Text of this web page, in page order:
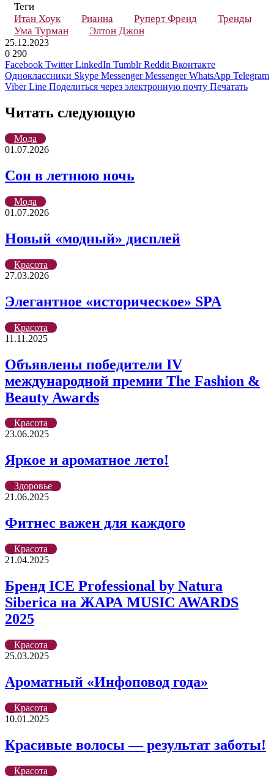
Теги
Итан Хоук
Рианна Руперт Френд
Тренды
Ума Турман
Элтон Джон
25.12.2023
0 290
Facebook Twitter LinkedIn Tumblr Reddit Вконтакте
Одноклассники Skype Messenger Messenger WhatsApp Telegram
Viber Line Поделиться через электронную почту Печатать
Читать следующую
Мода
01.07.2026
Сон в летнюю ночь
Мода
01.07.2026
Новый «модный» дисплей
Красота
27.03.2026
Элегантное «историческое» SPA
Красота
11.11.2025
Объявлены победители IV
международной премии The Fashion &
Beauty Awards
Красота
23.06.2025
Яркое и ароматное лето!
Здоровье
21.06.2025
Фитнес важен для каждого
Красота
21.04.2025
Бренд ICE Professional by Natura
Siberica на ЖАРА MUSIC AWARDS
2025
Красота
25.03.2025
Ароматный «Инфоповод года»
Красота
10.01.2025
Красивые волосы — результат заботы!
Красота